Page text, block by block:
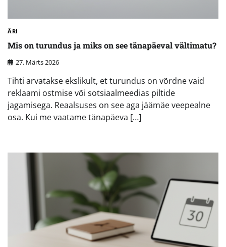
ÄRI
Mis on turundus ja miks on see tänapäeval vältimatu?
27. Märts 2026
Tihti arvatakse ekslikult, et turundus on võrdne vaid
reklaami ostmise või sotsiaalmeedias piltide
jagamisega. Reaalsuses on see aga jäämäe veepealne
osa. Kui me vaatame tänapäeva […]